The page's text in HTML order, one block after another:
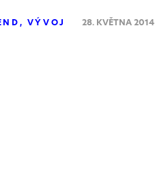
VÝVOJ 28. KVĚTNA 2014